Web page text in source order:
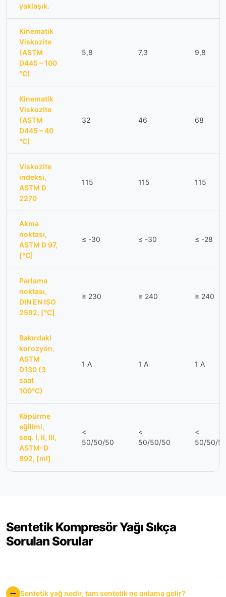
yaklaşık.
Kinematik
Viskozite
(ASTM
D445 – 100
°C)
5,8 7,3 9,8
Kinematik
Viskozite
(ASTM
D445 – 40
°C)
32 46 68
Viskozite
indeksi,
ASTM D
2270
115 115 115
Akma
noktası,
ASTM D 97,
[°C]
≤ -30 ≤ -30 ≤ -28
Parlama
noktası,
DIN EN ISO
2592, [°C]
≥ 230 ≥ 240 ≥ 240
Bakırdaki
korozyon,
ASTM
D130 (3
saat
100°C)
1 A 1 A 1 A
Köpürme
eğilimi,
seq. I, II, III,
ASTM-D
892, [ml]
<
50/50/50
<
50/50/50
<
50/50/
Sentetik Kompresör Yağı Sıkça
Sorulan Sorular
Sentetik yağ nedir, tam sentetik ne anlama gelir?